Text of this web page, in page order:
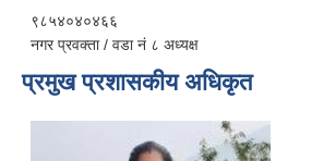
९८५४०४०४६६
नगर प्रवक्ता / वडा नं ८ अध्यक्ष
प्रमुख प्रशासकीय अधिकृत